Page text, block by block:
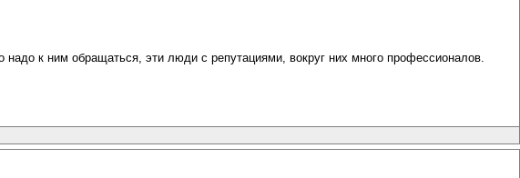
к ним обращаться, эти люди с репутациями, вокруг них много профессионалов.